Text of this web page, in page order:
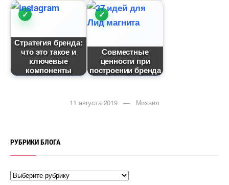
Стратегия бренда:
что это такое и
ключевые
компоненты
Совместные
ценности при
построении бренда
11 августа 2019 — Михаил
РУБРИКИ БЛОГА